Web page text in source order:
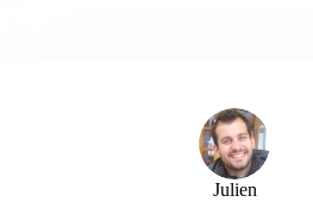
Julien